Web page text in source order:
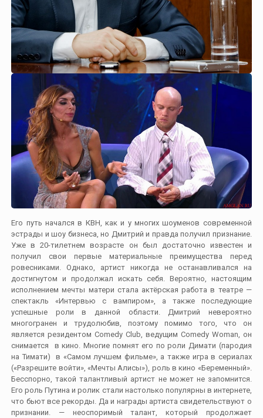
Его путь начался в КВН, как и у многих шоуменов современной
эстрады и шоу бизнеса, но Дмитрий и правда получил признание.
Уже в 20-тилетнем возрасте он был достаточно известен и
получил свои первые материальные преимущества перед
ровесниками. Однако, артист никогда не останавливался на
достигнутом и продолжал искать себя. Вероятно, настоящим
исполнением мечты матери стала актёрская работа в театре —
спектакль «Интервью с вампиром», а также последующие
успешные роли в данной области. Дмитрий невероятно
многогранен и трудолюбив, поэтому помимо того, что он
является резидентом Comedy Club, ведущим Comedy Woman, он
снимается в кино. Многие помнят его по роли Димати (пародия
на Тимати) в «Самом лучшем фильме», а также игра в сериалах
(«Разрешите войти», «Мечты Алисы»), роль в кино «Беременный».
Бесспорно, такой талантливый артист не может не запомнится.
Его роль Путина и ролик стали настолько популярны в интернете,
что бьют все рекорды. Да и награды артиста свидетельствуют о
признании. — неоспоримый талант, который продолжает